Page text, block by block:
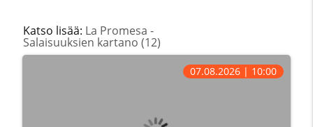
Katso lisää: La Promesa -
Salaisuuksien kartano (12)
07.08.2026 | 10:00